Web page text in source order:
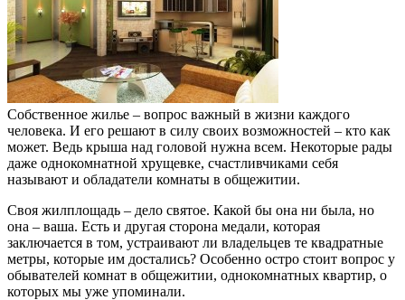
Собственное жилье – вопрос важный в жизни каждого
человека. И его решают в силу своих возможностей – кто как
может. Ведь крыша над головой нужна всем. Некоторые рады
даже однокомнатной хрущевке, счастливчиками себя
называют и обладатели комнаты в общежитии.
Своя жилплощадь – дело святое. Какой бы она ни была, но
она – ваша. Есть и другая сторона медали, которая
заключается в том, устраивают ли владельцев те квадратные
метры, которые им достались? Особенно остро стоит вопрос у
обывателей комнат в общежитии, однокомнатных квартир, о
которых мы уже упоминали.